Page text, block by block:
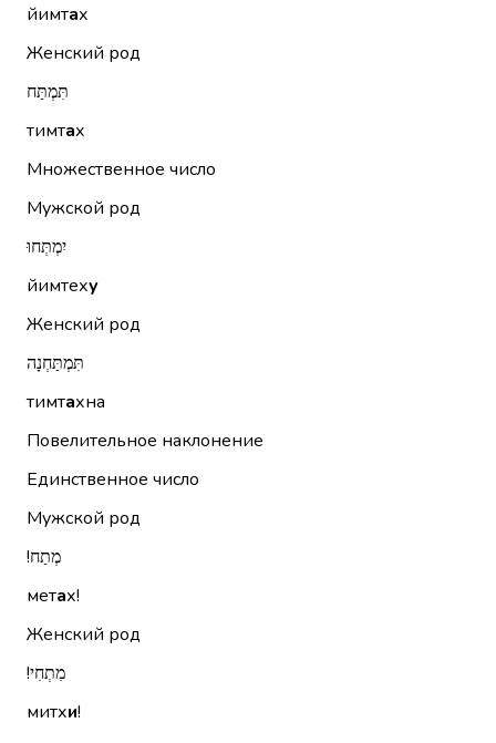
йимтах
Женский род
תִּמְתַּח
тимтах
Множественное число
Мужской род
יִמְתְּחוּ
йимтеху
Женский род
תִּמְתַּחְנָה
тимтахна
Повелительное наклонение
Единственное число
Мужской род
מְתַח!‏
метах!
Женский род
מִתְחִי!‏
митхи!